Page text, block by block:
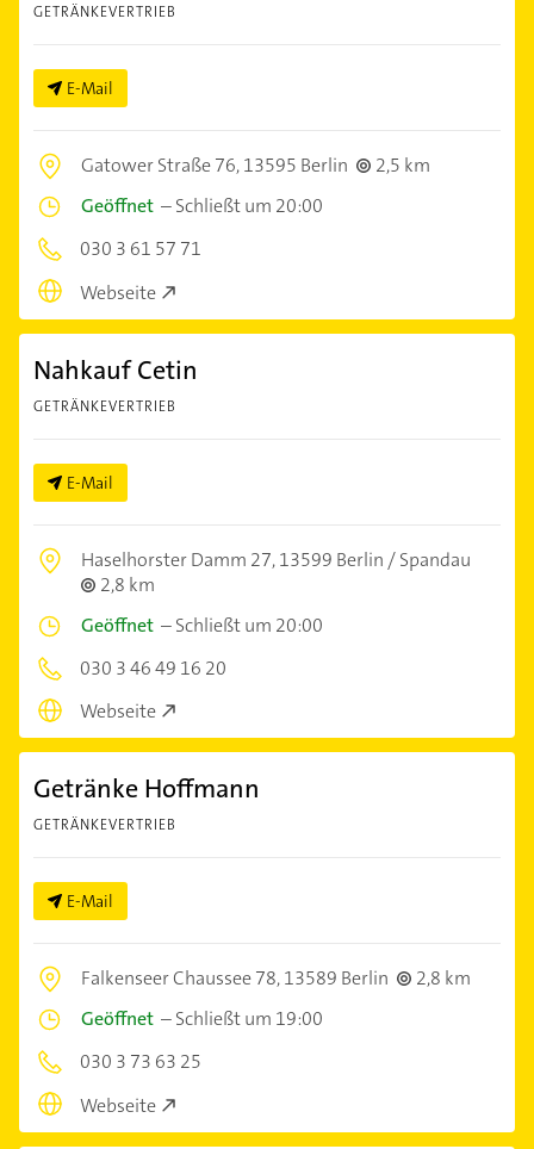
GETRÄNKEVERTRIEB
E-Mail
Gatower Straße 76,13595 Berlin
2,5 km
Geöffnet –Schließt um 20:00
030 3 61 57 71
Webseite
Nahkauf Cetin
GETRÄNKEVERTRIEB
E-Mail
Haselhorster Damm 27,13599 Berlin / Spandau
2,8 km
Geöffnet –Schließt um 20:00
030 3 46 49 16 20
Webseite
Getränke Hoffmann
GETRÄNKEVERTRIEB
E-Mail
Falkenseer Chaussee 78,13589 Berlin
2,8 km
Geöffnet –Schließt um 19:00
030 3 73 63 25
Webseite